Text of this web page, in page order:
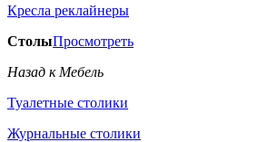
Кресла реклайнеры
СтолыПросмотреть
Назад к Мебель
Туалетные столики
Журнальные столики